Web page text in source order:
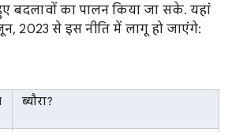
बदलावों का पालन किया जा सके. यहां
2023 से इस नीति में लागू हो जाएंगे:
ब्यौरा?